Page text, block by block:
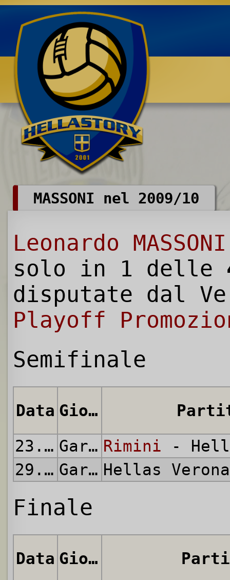
Benvenuti su HELLASTORY.net
MASSONI nel 2009/10
Leonardo MASSONI
solo in 1 delle
disputate dal
Playoff
Semifinale
Data Giornata
23.05.2010
Gara di Andata Rimini -
29.05.2010
Gara di Ritorno Hellas
Finale
Data Giornata